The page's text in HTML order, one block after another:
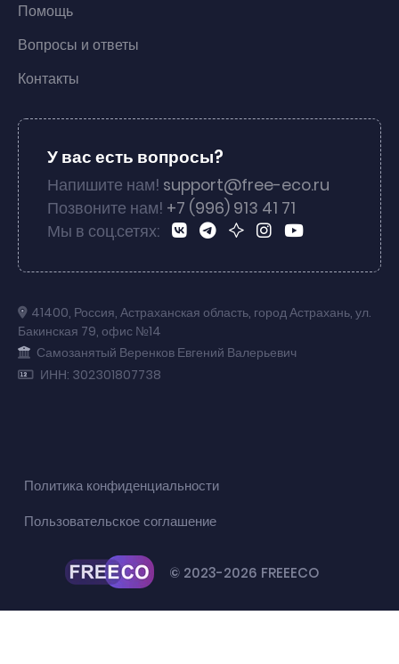
Помощь
Вопросы и ответы
Контакты
У вас есть вопросы?
Напишите нам! support@free-eco.ru
Позвоните нам! +7 (996) 913 41 71
Мы в соц.сетях:
41400, Россия, Астраханская область, город Астрахань, ул.
Бакинская 79, офис №14
Самозанятый Веренков Евгений Валерьевич
ИНН: 302301807738
© 2023-2026 FREEECO
Политика конфиденциальности
Пользовательское соглашение